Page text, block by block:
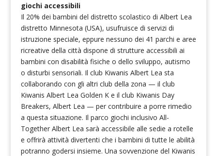
giochi accessibili
Il 20% dei bambini del distretto scolastico di Albert Lea
distretto Minnesota (USA), usufruisce di servizi di
istruzione speciale, eppure nessuno dei 41 parchi e aree
ricreative della città dispone di strutture accessibili ai
bambini con disabilità fisiche o dello sviluppo, autismo
o disturbi sensoriali. Il club Kiwanis Albert Lea sta
collaborando con gli altri club della zona — il club
Kiwanis Albert Lea Golden K e il club Kiwanis Day
Breakers, Albert Lea — per contribuire a porre rimedio
a questa situazione. Il parco giochi inclusivo All-
Together Albert Lea sarà accessibile alle sedie a rotelle
e offrirà attività divertenti che i bambini di tutte le abilità
potranno godersi insieme. Una sovvenzione del Kiwanis